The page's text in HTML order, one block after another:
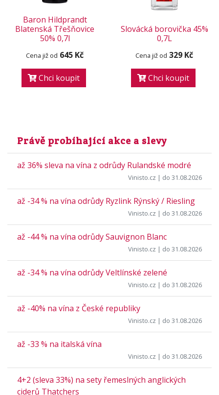
Baron Hildprandt
Blatenská Třešňovice
50% 0,7l
Cena již od 645 Kč
Chci koupit
Slovácká borovička 45%
0,7L
Cena již od 329 Kč
Chci koupit
Právě probíhající akce a slevy
až 36% sleva na vína z odrůdy Rulandské modré
Vinisto.cz | do 31.08.2026
až -34 % na vína odrůdy Ryzlink Rýnský / Riesling
Vinisto.cz | do 31.08.2026
až -44 % na vína odrůdy Sauvignon Blanc
Vinisto.cz | do 31.08.2026
až -34 % na vína odrůdy Veltlínské zelené
Vinisto.cz | do 31.08.2026
až -40% na vína z České republiky
Vinisto.cz | do 31.08.2026
až -33 % na italská vína
Vinisto.cz | do 31.08.2026
4+2 (sleva 33%) na sety řemeslných anglických
ciderů Thatchers